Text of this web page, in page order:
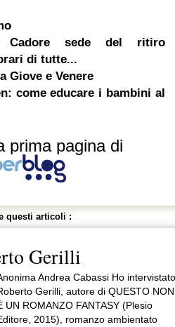
Cadore sede del ritiro
di tutte...
Giove e Venere
come educare i bambini al
prima pagina di
questi articoli :
Gerilli
Andrea Cabassi Ho
Gerilli, autore di QUESTO NON
UN ROMANZO FANTASY (Plesio
2015), romanzo ambientato